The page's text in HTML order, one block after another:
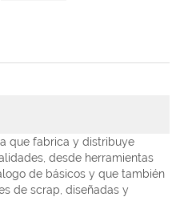
que fabrica y distribuye
desde herramientas
de básicos y que también
de scrap, diseñadas y